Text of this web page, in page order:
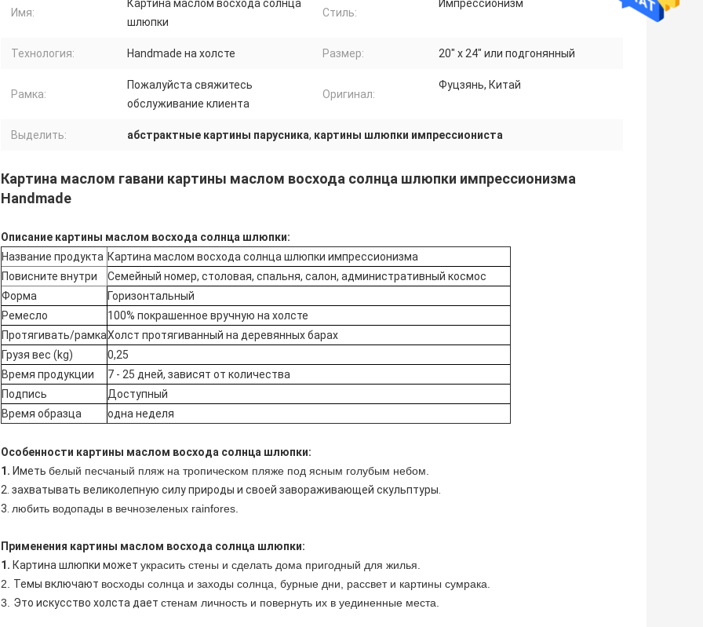
Имя:
Картина маслом восхода солнца
шлюпки
Стиль:
Импрессионизм
Технология: Handmade на холсте Размер: 20" x 24" или подгонянный
Рамка:
Пожалуйста свяжитесь
обслуживание клиента
Оригинал:
Фуцзянь, Китай
Выделить: абстрактные картины парусника, картины шлюпки импрессиониста
Картина маслом гавани картины маслом восхода солнца шлюпки импрессионизма
Handmade
Описание картины маслом восхода солнца шлюпки:
Название продукта Картина маслом восхода солнца шлюпки импрессионизма
Повисните внутри
Семейный номер, столовая, спальня, салон, административный космос
Форма
Горизонтальный
Ремесло
100% покрашенное вручную на холсте
Протягивать/рамкаХолст протягиванный на деревянных барах
Грузя вес (kg)
0,25
Время продукции
7 - 25 дней, зависят от количества
Подпись
Доступный
Время образца
одна неделя
Особенности картины маслом восхода солнца шлюпки:
1. Иметь белый песчаный пляж на тропическом пляже под ясным голубым небом.
2. захватывать великолепную силу природы и своей завораживающей скульптуры.
3. любить водопады в вечнозеленых rainfores.
Применения картины маслом восхода солнца шлюпки:
1. Картина шлюпки может украсить стены и сделать дома пригодный для жилья.
2. Темы включают восходы солнца и заходы солнца, бурные дни, рассвет и картины сумрака.
3. Это искусство холста дает стенам личность и повернуть их в уединенные места.